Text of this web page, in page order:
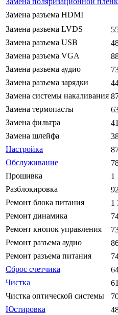
Замена разъема HDMI
Замена разъема LVDS
Замена разъема USB
Замена разъема VGA
Замена разъема аудио
Замена разъема зарядки
Замена системы накаливания
Замена термопасты
Замена фильтра
Замена шлейфа
Настройка
Обслуживание
Прошивка
1
Разблокировка
Ремонт блока питания
1
Ремонт динамика
Ремонт кнопок управления
Ремонт разъема аудио
Ремонт разъема питания
Сброс счетчика
Чистка
Чистка оптической системы
Юстировка